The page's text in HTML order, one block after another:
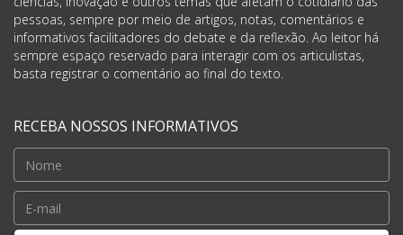
pessoas, sempre por meio de artigos, notas, comentários e
informativos facilitadores do debate e da reflexão. Ao leitor há
sempre espaço reservado para interagir com os articulistas,
basta registrar o comentário ao final do texto.
RECEBA NOSSOS INFORMATIVOS